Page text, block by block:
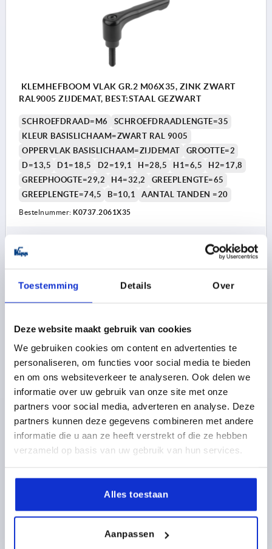
Toestemming Details Over
Deze website maakt gebruik van cookies
We gebruiken cookies om content en advertenties te
personaliseren, om functies voor social media te bieden
en om ons websiteverkeer te analyseren. Ook delen we
informatie over uw gebruik van onze site met onze
partners voor social media, adverteren en analyse. Deze
partners kunnen deze gegevens combineren met andere
informatie die u aan ze heeft verstrekt of die ze hebben
verzameld op basis van uw gebruik van hun services.
Alles toestaan
Aanpassen
KLEMHEFBOOM VLAK GR.2 M06X35, ZINK ZWART
RAL9005 ZIJDEMAT, BEST:STAAL GEZWART
SCHROEFDRAAD=M6
SCHROEFDRAADLENGTE=35
KLEUR BASISLICHAAM=ZWART RAL 9005
OPPERVLAK BASISLICHAAM=ZIJDEMAT
GROOTTE=2
D=13,5
D1=18,5 D2=19,1 H=28,5 H1=6,5
H2=17,8
GREEPHOOGTE=29,2
H4=32,2
GREEPLENGTE=65
GREEPLENGTE=74,5
B=10,1 AANTAL TANDEN =20
Bestelnummer: K0737.2061X35
excl. BTW
DETAILS
KLEMHEFBOOM VLAK GR.2 M06X40, ZINK ZWART
RAL9005 ZIJDEMAT, BEST:STAAL GEZWART
SCHROEFDRAAD=M6
SCHROEFDRAADLENGTE=40
KLEUR BASISLICHAAM=ZWART RAL 9005
D=13,5
D1=18,5 D2=19,1 H=28,5 H1=6,5
H2=17,8
H4=32,2
GREEPLENGTE=65